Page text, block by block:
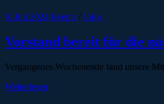
9. Juli 2024 Events / Infos
Vorstand bereit für die
Vergangenes Wochenende fand unsere
Weiterlesen